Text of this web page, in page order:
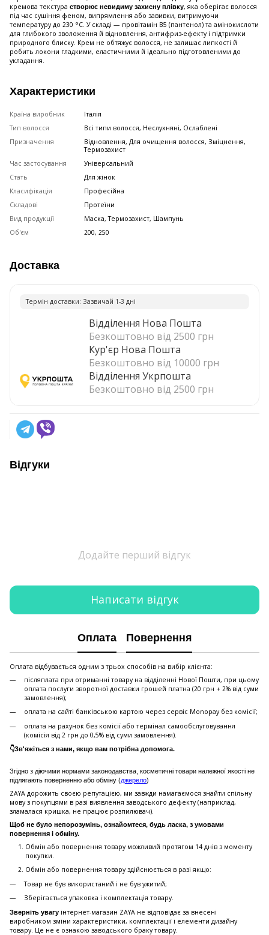
кремова текстура створює невидиму захисну плівку, яка оберігає волосся
під час сушіння феном, випрямлення або завивки, витримуючи
температуру до 230 °C. У складі — провітамін B5 (пантенол) та амінокислоти
для глибокого зволоження й відновлення, антифриз-ефекту і підтримки
природного блиску. Крем не обтяжує волосся, не залишає липкості й
робить локони гладкими, еластичними й ідеально підготовленими до
укладання.
Характеристики
Країна виробник
Італія
Тип волосся
Всі типи волосся, Неслухняні, Ослаблені
Призначення
Відновлення, Для очищення волосся, Зміцнення,
Термозахист
Час застосування
Універсальний
Стать
Для жінок
Класифікація
Професійна
Складові
Протеїни
Вид продукції
Маска, Термозахист, Шампунь
Об'єм
200, 250
Доставка
Термiн доставки: Зазвичай 1-3 днi
Відділення Нова Пошта
Безкоштовно від 2500 грн
Кур'єр Нова Пошта
Безкоштовно від 10000 грн
Відділення Укрпошта
Безкоштовно від 2500 грн
Відгуки
Додайте перший відгук
Написати відгук
Оплата Повернення
Оплата відбувається одним з трьох способів на вибір клієнта:
післяплата при отриманні товару на відділенні Нової Пошти, при цьому
оплата послуги зворотної доставки грошей платна (20 грн + 2% від суми
замовлення);
оплата на сайті банківською картою через сервіс Monopay без комісії;
оплата на рахунок без комісії або термінал самообслуговування
(комісія від 2 грн до 0,5% від суми замовлення).
👇Зв'яжіться з нами, якщо вам потрібна допомога.
Згідно з діючими нормами законодавства, косметичні товари належної якості не
підлягають поверненню або обміну (джерело)
ZAYA дорожить своєю репутацією, ми завжди намагаємося знайти спільну
мову з покупцями в разі виявлення заводського дефекту (наприклад,
зламалася кришка, не працює розпилювач).
Щоб не було непорозумінь, ознайомтеся, будь ласка, з умовами
повернення і обміну.
Обмін або повернення товару можливий протягом 14 днів з моменту
покупки.
Обмiн або повернення товару здійснюється в разі якщо:
Товар не був використаний і не був ужитий;
Зберiгається упаковка і комплектація товару.
Зверніть увагу інтернет-магазин ZAYA не відповідає за внесені
виробником зміни характеристики, комплектації і елементи дизайну
товару. Це не є ознакою заводського браку товару.